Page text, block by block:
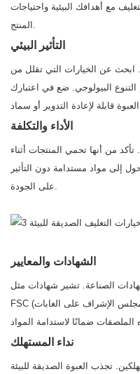
مع أهدافك البيئية واحتياجات
المنتج.
التأثير البيئي
ابحث عن الخيارات التي تقلل من
التنوع البيولوجي. ضع في اعتبارك
الأداء والتكلفة
تأكد من أنها تحمي المنتجات أثناء
إلى مواد مستدامة دون التأثير
على الجودة.
الشهادات والمعايير
الصناعة. تشير شهادات مثل
FSC (مجلس الإشراف على الغابات) وملصقات القابلية للتسميد إلى الأداء
نداء المستهلك
تجذب العبوة الصديقة للبيئة